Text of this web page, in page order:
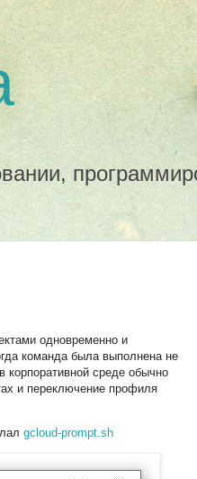
одновременно и
команда была выполнена не
корпоративной среде обычно
и переключение профиля
gcloud-prompt.sh